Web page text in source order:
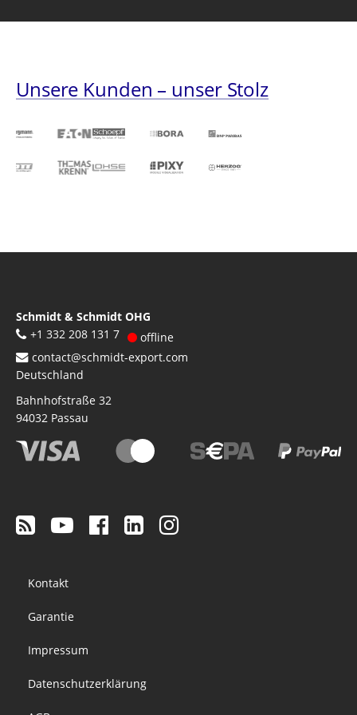
Unsere Kunden – unser Stolz
Schmidt & Schmidt OHG
+1 332 208 131 7
offline
contact@schmidt-export.com
Deutschland
Bahnhofstraße 32
94032 Passau
menu
Kontakt
Garantie
Impressum
Datenschutzerklärung